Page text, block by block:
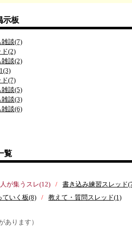
示板
雑談(7)
(2)
雑談(2)
(7)
雑談(5)
雑談(3)
雑談(6)
覧
が集うスレ(12)
書き込み練習スレッド
ていく板(8)
教えて・質問スレッド(1)
あります）